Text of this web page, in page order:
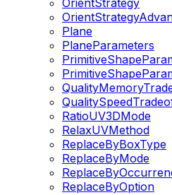
OrientStrategy
Plane
PlaneParameters
RatioUV3DMode
RelaxUVMethod
ReplaceByBoxType
ReplaceByMode
ReplaceByOption